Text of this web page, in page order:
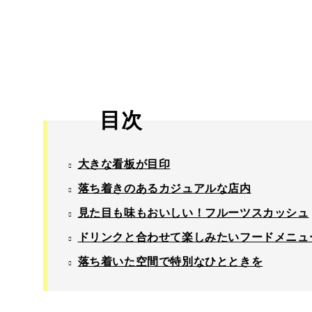
目次
大きな看板が目印
落ち着きのあるカジュアルな店内
見た目も味もおいしい！フルーツスカッシュ
ドリンクと合わせて楽しみたいフードメニュ
落ち着いた空間で特別なひとときを